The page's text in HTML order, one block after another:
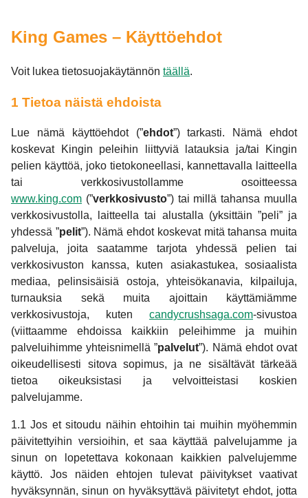
King Games – Käyttöehdot
Voit lukea tietosuojakäytännön täällä.
1 Tietoa näistä ehdoista
Lue nämä käyttöehdot (”ehdot”) tarkasti. Nämä ehdot
koskevat Kingin peleihin liittyviä latauksia ja/tai Kingin
pelien käyttöä, joko tietokoneellasi, kannettavalla laitteella
tai verkkosivustollamme osoitteessa
www.king.com (”verkkosivusto”) tai millä tahansa muulla
verkkosivustolla, laitteella tai alustalla (yksittäin ”peli” ja
yhdessä ”pelit”). Nämä ehdot koskevat mitä tahansa muita
palveluja, joita saatamme tarjota yhdessä pelien tai
verkkosivuston kanssa, kuten asiakastukea, sosiaalista
mediaa, pelinsisäisiä ostoja, yhteisökanavia, kilpailuja,
turnauksia sekä muita ajoittain käyttämiämme
verkkosivustoja, kuten candycrushsaga.com-sivustoa
(viittaamme ehdoissa kaikkiin peleihimme ja muihin
palveluihimme yhteisnimellä ”palvelut”). Nämä ehdot ovat
oikeudellisesti sitova sopimus, ja ne sisältävät tärkeää
tietoa oikeuksistasi ja velvoitteistasi koskien
palvelujamme.
1.1 Jos et sitoudu näihin ehtoihin tai muihin myöhemmin
päivitettyihin versioihin, et saa käyttää palvelujamme ja
sinun on lopetettava kokonaan kaikkien palvelujemme
käyttö. Jos näiden ehtojen tulevat päivitykset vaativat
hyväksynnän, sinun on hyväksyttävä päivitetyt ehdot, jotta